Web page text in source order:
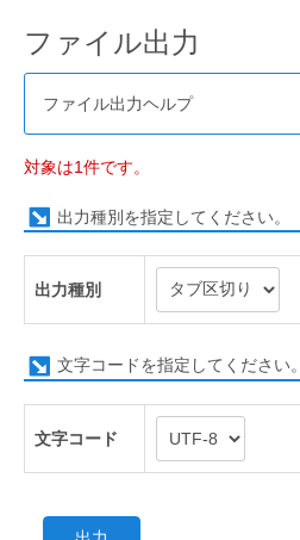
ファイル出力
ファイル出力ヘルプ
対象は1件です。
出力種別を指定してください。
出力種別
文字コードを指定してください。
文字コード